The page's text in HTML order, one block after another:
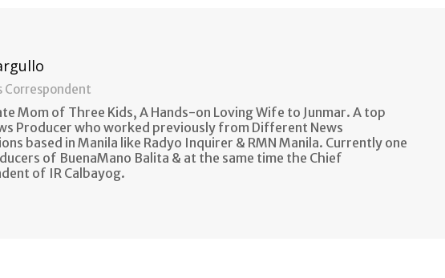
Correspondent
Mom of Three Kids, A Hands-on Loving Wife to Junmar. A top
Producer who worked previously from Different News
based in Manila like Radyo Inquirer & RMN Manila. Currently one
of BuenaMano Balita & at the same time the Chief
of IR Calbayog.